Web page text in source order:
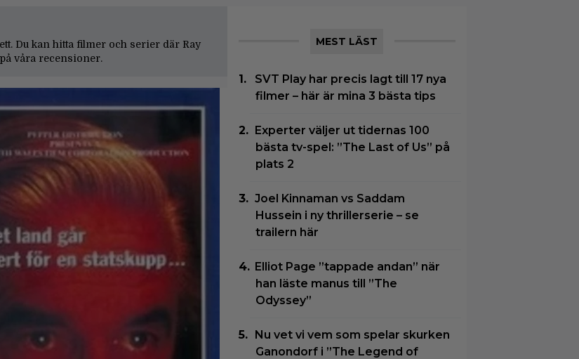
Du kan hitta filmer och serier där Ray
våra recensioner.
MEST LÄST
SVT Play har precis lagt till 17 nya
filmer – här är mina 3 bästa tips
Experter väljer ut tidernas 100
bästa tv-spel: ”The Last of Us” på
plats 2
Joel Kinnaman vs Saddam
Hussein i ny thrillerserie – se
trailern här
Elliot Page ”tappade andan” när
han läste manus till ”The
Odyssey”
Nu vet vi vem som spelar skurken
Ganondorf i ”The Legend of